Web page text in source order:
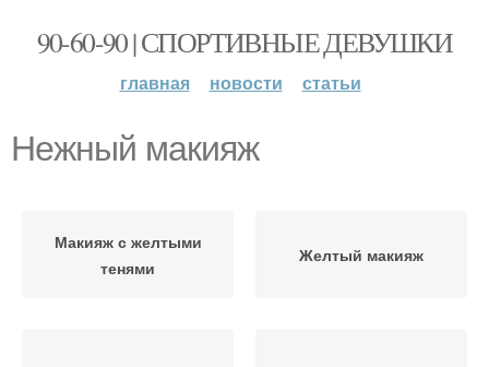
90-60-90 | СПОРТИВНЫЕ ДЕВУШКИ
главная новости статьи
Нежный макияж
Макияж с желтыми
тенями
Желтый макияж